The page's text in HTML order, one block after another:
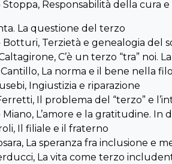
Stoppa, Responsabilità della cura
La questione del terzo
Botturi, Terzietà e genealogia del
C’è un terzo “tra” noi.
La norma e il bene nella
Ingiustizia e riparazione
Il problema del “terzo” e
Miano, L’amore e la gratitudine. In
Il filiale e il fraterno
La speranza fra inclusione e
La vita come terzo